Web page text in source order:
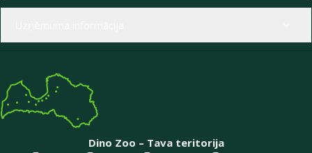
Dino Zoo – Tava teritorija